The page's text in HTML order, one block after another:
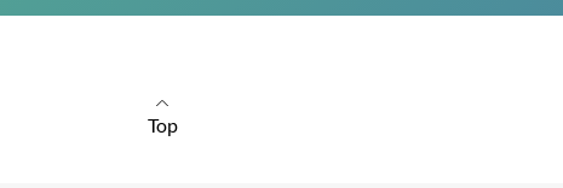
Top